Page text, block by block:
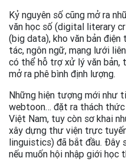
Kỷ nguyên số cũng mở ra
văn học số (digital literary
(big data), kho văn bản
tác, ngôn ngữ, mạng lưới
có thể hỗ trợ xử lý văn
mở ra phê bình định lượng.
Những hiện tượng mới như
webtoon… đặt ra thách thức
Việt Nam, tuy còn sơ khai
xây dựng thư viện trực
linguistics) đã bắt đầu. Đây
nếu muốn hội nhập giới học